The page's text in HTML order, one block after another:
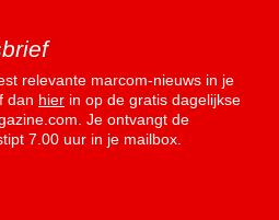
relevante marcom-nieuws in je
dan hier in op de gratis dagelijkse
Je ontvangt de
7.00 uur in je mailbox.